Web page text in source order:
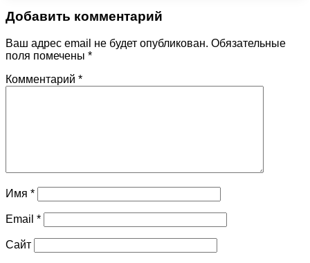
Добавить комментарий
Ваш адрес email не будет опубликован. Обязательные
поля помечены *
Комментарий *
Имя *
Email *
Сайт